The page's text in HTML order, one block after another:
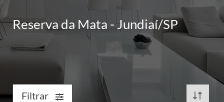
Reserva da Mata - Jundiaí/SP
Filtrar